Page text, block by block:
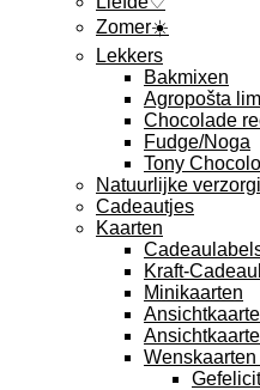
Zomer☀️
Lekkers
Bakmixen
Agropošta
Chocolade
Fudge/Noga
Tony
Natuurlijke
Cadeautjes
Kaarten
Kraft-
Minikaarten